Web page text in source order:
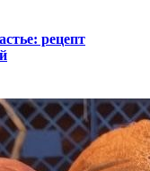
рецепт